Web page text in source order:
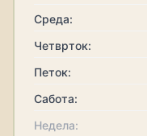
Среда:
Четврток:
Петок:
Сабота:
Недела: